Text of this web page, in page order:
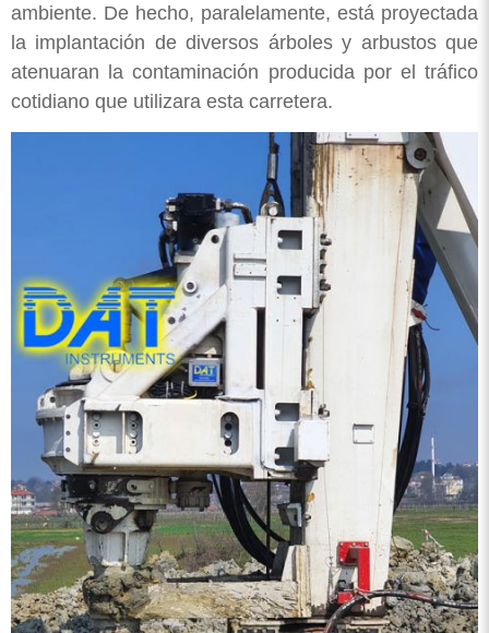
ambiente. De hecho, paralelamente, está proyectada
la implantación de diversos árboles y arbustos que
atenuaran la contaminación producida por el tráfico
cotidiano que utilizara esta carretera.